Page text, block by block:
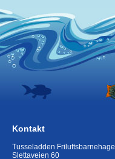
Kontakt
Tusseladden Friluftsbarnehage
Slettaveien 60